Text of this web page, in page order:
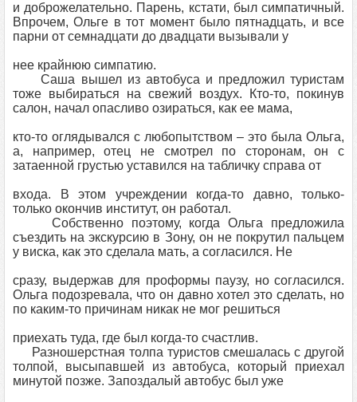
и доброжелательно. Парень, кстати, был симпатичный.
Впрочем, Ольге в тот момент было пятнадцать, и все
парни от семнадцати до двадцати вызывали у
нее крайнюю симпатию.
Саша вышел из автобуса и предложил туристам
тоже выбираться на свежий воздух. Кто-то, покинув
салон, начал опасливо озираться, как ее мама,
кто-то оглядывался с любопытством – это была Ольга,
а, например, отец не смотрел по сторонам, он с
затаенной грустью уставился на табличку справа от
входа. В этом учреждении когда-то давно, только-
только окончив институт, он работал.
Собственно поэтому, когда Ольга предложила
съездить на экскурсию в Зону, он не покрутил пальцем
у виска, как это сделала мать, а согласился. Не
сразу, выдержав для проформы паузу, но согласился.
Ольга подозревала, что он давно хотел это сделать, но
по каким-то причинам никак не мог решиться
приехать туда, где был когда-то счастлив.
Разношерстная толпа туристов смешалась с другой
толпой, высыпавшей из автобуса, который приехал
минутой позже. Запоздалый автобус был уже